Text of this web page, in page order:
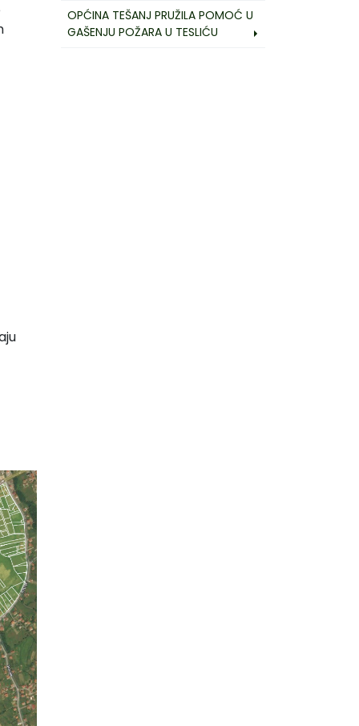
OPĆINA TEŠANJ PRUŽILA POMOĆ U
GAŠENJU POŽARA U TESLIĆU